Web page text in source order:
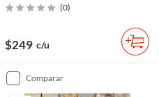
(0)
$249 c/u
comparar